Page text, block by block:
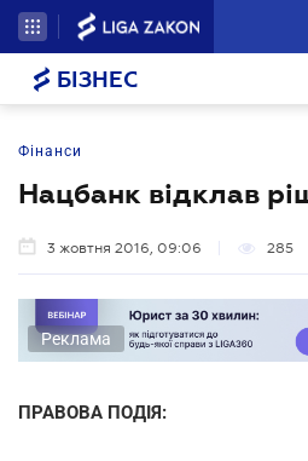
БІЗНЕС
Фінанси
Нацбанк відклав
3 жовтня 2016, 09:06 285
Реклама
ПРАВОВА ПОДІЯ: